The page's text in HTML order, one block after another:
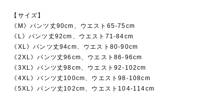
【サイズ】
《M》パンツ丈90cm、ウエスト65-75cm
《L》パンツ丈92cm、ウエスト71-84cm
《XL》パンツ丈94cm、ウエスト80-90cm
《2XL》パンツ丈96cm、ウエスト86-96cm
《3XL》パンツ丈98cm、ウエスト92-102cm
《4XL》パンツ丈100cm、ウエスト98-108cm
《5XL》パンツ丈102cm、ウエスト104-114cm